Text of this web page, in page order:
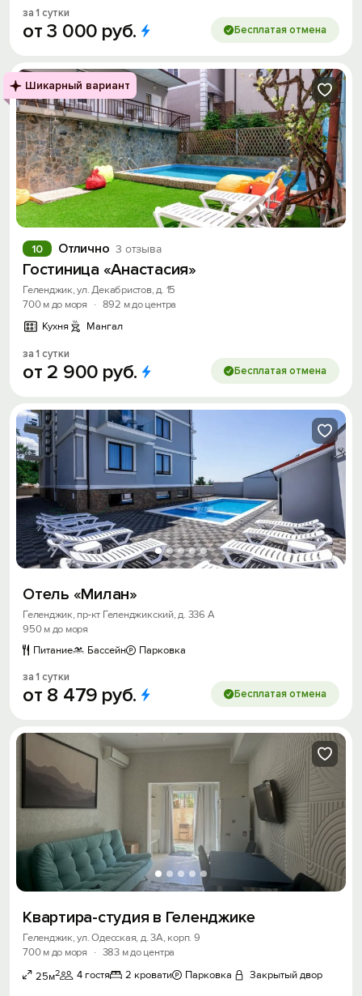
за 1 сутки
от3 000 руб. Бесплатая отмена
Шикарный вариант
Отлично 3 отзыва
10
Гостиница «Анастасия»
Геленджик, ул. Декабристов, д. 15
700 м до моря
· 892 м до центра
Кухня
Мангал
за 1 сутки
от 2 900 руб. Бесплатая отмена
Отель «Милан»
Геленджик, пр-кт Геленджикский, д. 336 А
950 м до моря
Питание
Бассейн Парковка
за 1 сутки
от 8 479 руб. Бесплатая отмена
Квартира-студия в Геленджике
Геленджик, ул. Одесская, д. 3А, корп. 9
700 м до моря
· 383 м до центра
25м2 4 гостя 2 кровати Парковка Закрытый двор